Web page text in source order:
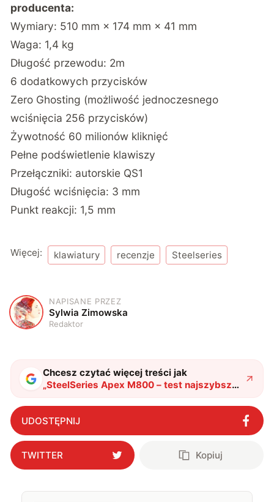
producenta:
Wymiary: 510 mm × 174 mm × 41 mm
Waga: 1,4 kg
Długość przewodu: 2m
6 dodatkowych przycisków
Zero Ghosting (możliwość jednoczesnego
wciśnięcia 256 przycisków)
Żywotność 60 milionów kliknięć
Pełne podświetlenie klawiszy
Przełączniki: autorskie QS1
Długość wciśnięcia: 3 mm
Punkt reakcji: 1,5 mm
Więcej: klawiatury recenzje Steelseries
S
NAPISANE PRZEZ
Sylwia Zimowska
Redaktor
Chcesz czytać więcej treści jak
„SteelSeries Apex M800 – test najszybszej
klawiatury dla graczy"?
UDOSTĘPNIJ
TWITTER Kopiuj